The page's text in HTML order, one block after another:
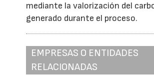
mediante la valorización del
generado durante el proceso.
EMPRESAS O ENTIDADES
RELACIONADAS